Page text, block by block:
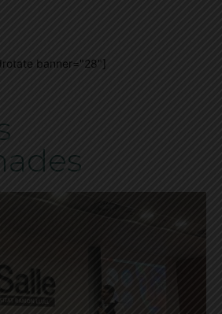
banner="28"]